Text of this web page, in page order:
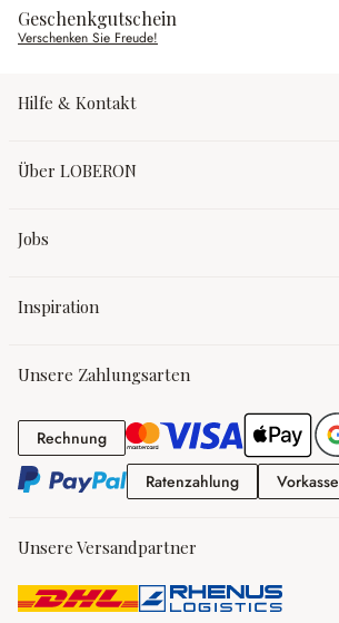
Geschenkgutschein
Verschenken Sie Freude!
Hilfe & Kontakt
Über LOBERON
Jobs
Inspiration
Unsere Zahlungsarten
RechnungRechnung
RatenzahlungRatenzahlung
Vorkasse
Unsere Versandpartner